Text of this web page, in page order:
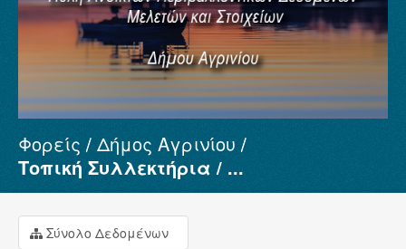
Σύνολα Δεδομένων
Φορείς
Σχετικά
Φορείς
Δήμος Αγρινίου
Τοπική Συλλεκτήρια / ...
Σύνολο Δεδομένων